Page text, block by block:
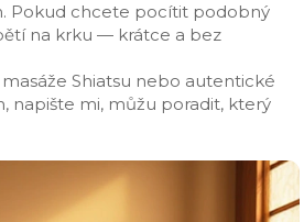
Pokud chcete pocítit podobný
na krku — krátce a bez
Shiatsu nebo autentické
napište mi, můžu poradit, který